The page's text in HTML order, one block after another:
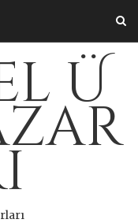
Ü